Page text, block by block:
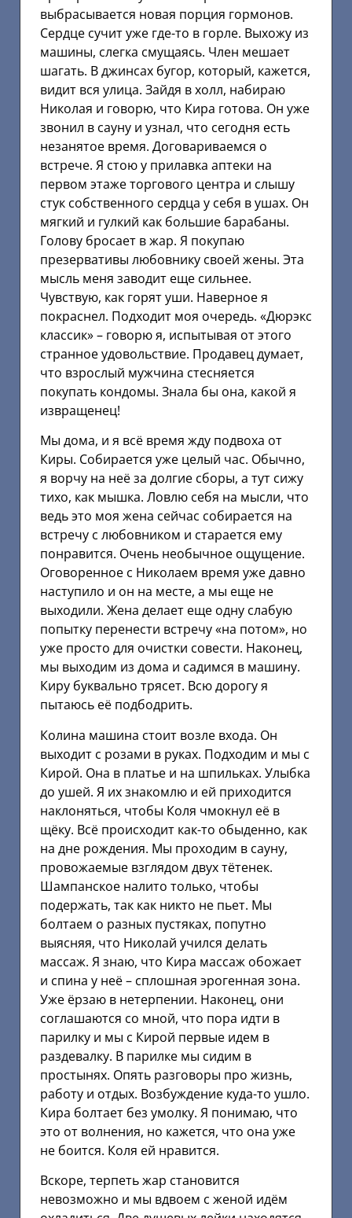
выбрасывается новая порция гормонов.
Сердце сучит уже где-то в горле. Выхожу из
машины, слегка смущаясь. Член мешает
шагать. В джинсах бугор, который, кажется,
видит вся улица. Зайдя в холл, набираю
Николая и говорю, что Кира готова. Он уже
звонил в сауну и узнал, что сегодня есть
незанятое время. Договариваемся о
встрече. Я стою у прилавка аптеки на
первом этаже торгового центра и слышу
стук собственного сердца у себя в ушах. Он
мягкий и гулкий как большие барабаны.
Голову бросает в жар. Я покупаю
презервативы любовнику своей жены. Эта
мысль меня заводит еще сильнее.
Чувствую, как горят уши. Наверное я
покраснел. Подходит моя очередь. «Дюрэкс
классик» – говорю я, испытывая от этого
странное удовольствие. Продавец думает,
что взрослый мужчина стесняется
покупать кондомы. Знала бы она, какой я
извращенец!
Мы дома, и я всё время жду подвоха от
Киры. Собирается уже целый час. Обычно,
я ворчу на неё за долгие сборы, а тут сижу
тихо, как мышка. Ловлю себя на мысли, что
ведь это моя жена сейчас собирается на
встречу с любовником и старается ему
понравится. Очень необычное ощущение.
Оговоренное с Николаем время уже давно
наступило и он на месте, а мы еще не
выходили. Жена делает еще одну слабую
попытку перенести встречу «на потом», но
уже просто для очистки совести. Наконец,
мы выходим из дома и садимся в машину.
Киру буквально трясет. Всю дорогу я
пытаюсь её подбодрить.
Колина машина стоит возле входа. Он
выходит с розами в руках. Подходим и мы с
Кирой. Она в платье и на шпильках. Улыбка
до ушей. Я их знакомлю и ей приходится
наклоняться, чтобы Коля чмокнул её в
щёку. Всё происходит как-то обыденно, как
на дне рождения. Мы проходим в сауну,
провожаемые взглядом двух тётенек.
Шампанское налито только, чтобы
подержать, так как никто не пьет. Мы
болтаем о разных пустяках, попутно
выясняя, что Николай учился делать
массаж. Я знаю, что Кира массаж обожает
и спина у неё – сплошная эрогенная зона.
Уже ёрзаю в нетерпении. Наконец, они
соглашаются со мной, что пора идти в
парилку и мы с Кирой первые идем в
раздевалку. В парилке мы сидим в
простынях. Опять разговоры про жизнь,
работу и отдых. Возбуждение куда-то ушло.
Кира болтает без умолку. Я понимаю, что
это от волнения, но кажется, что она уже
не боится. Коля ей нравится.
Вскоре, терпеть жар становится
невозможно и мы вдвоем с женой идём